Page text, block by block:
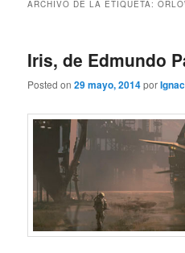
ARCHIVO DE LA ETIQUETA:
Iris, de Edmundo
Posted on29 mayo, 2014por